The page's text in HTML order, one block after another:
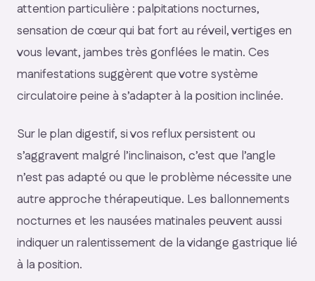
attention particulière : palpitations nocturnes,
sensation de cœur qui bat fort au réveil, vertiges en
vous levant, jambes très gonflées le matin. Ces
manifestations suggèrent que votre système
circulatoire peine à s’adapter à la position inclinée.
Sur le plan digestif, si vos reflux persistent ou
s’aggravent malgré l’inclinaison, c’est que l’angle
n’est pas adapté ou que le problème nécessite une
autre approche thérapeutique. Les ballonnements
nocturnes et les nausées matinales peuvent aussi
indiquer un ralentissement de la vidange gastrique lié
à la position.